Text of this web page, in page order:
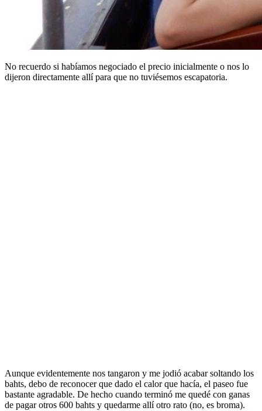
No recuerdo si habíamos negociado el precio inicialmente o nos lo
dijeron directamente allí para que no tuviésemos escapatoria.
Aunque evidentemente nos tangaron y me jodió acabar soltando los
bahts, debo de reconocer que dado el calor que hacía, el paseo fue
bastante agradable. De hecho cuando terminó me quedé con ganas
de pagar otros 600 bahts y quedarme allí otro rato (no, es broma).